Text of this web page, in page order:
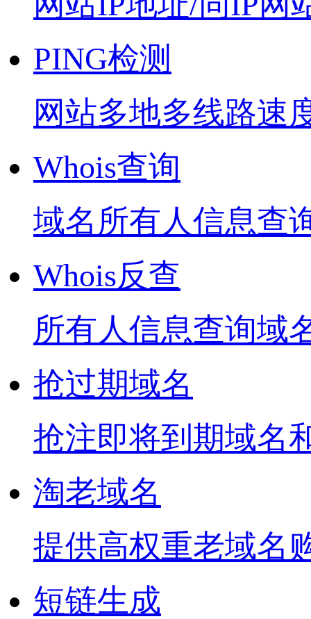
PING检测
网站多地多线路速
Whois查询
域名所有人信息查
Whois反查
所有人信息查询域
抢过期域名
抢注即将到期域名
淘老域名
提供高权重老域名
短链生成